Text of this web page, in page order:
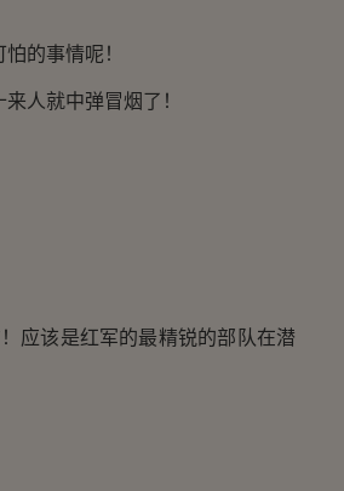
的事情呢！
人就中弹冒烟了！
应该是红军的最精锐的部队在潜